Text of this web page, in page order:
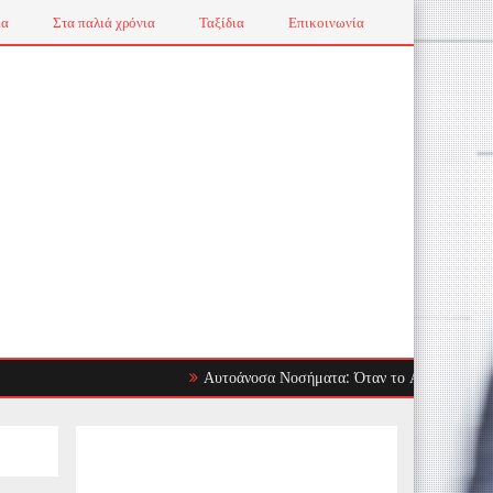
Στα παλιά χρόνια Ταξίδια Επικοινωνία
Αυτοάνοσα Νοσήματα: Όταν το Ανοσοποιητικό